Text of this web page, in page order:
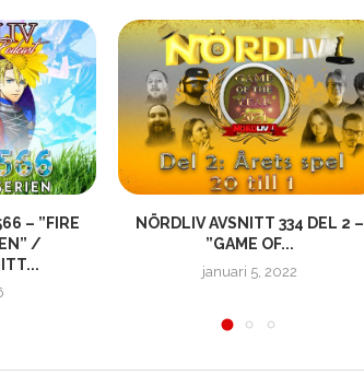
– ”FIRE
/
NÖRDLIV AVSNITT 334 DEL 2 –
”GAME OF...
januari 5, 2022